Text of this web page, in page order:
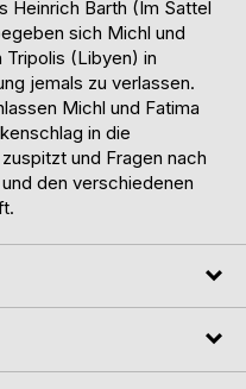
Heinrich Barth (Im Sattel
sich Michl und
(Libyen) in
jemals zu verlassen.
Michl und Fatima
in die
und Fragen nach
den verschiedenen